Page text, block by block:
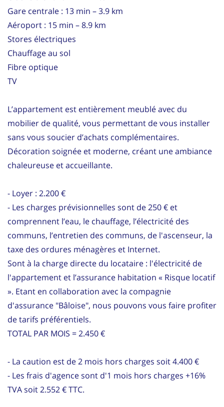
Gare centrale : 13 min – 3.9 km
Aéroport : 15 min – 8.9 km
Stores électriques
Chauffage au sol
Fibre optique
TV
L’appartement est entièrement meublé avec du
mobilier de qualité, vous permettant de vous installer
sans vous soucier d’achats complémentaires.
Décoration soignée et moderne, créant une ambiance
chaleureuse et accueillante.
- Loyer : 2.200 €
- Les charges prévisionnelles sont de 250 € et
comprennent l’eau, le chauffage, l’électricité des
communs, l’entretien des communs, de l'ascenseur, la
taxe des ordures ménagères et Internet.
Sont à la charge directe du locataire : l'électricité de
l'appartement et l’assurance habitation « Risque locatif
». Etant en collaboration avec la compagnie
d'assurance "Bâloise", nous pouvons vous faire profiter
de tarifs préférentiels.
TOTAL PAR MOIS = 2.450 €
- La caution est de 2 mois hors charges soit 4.400 €
- Les frais d'agence sont d'1 mois hors charges +16%
TVA soit 2.552 € TTC.